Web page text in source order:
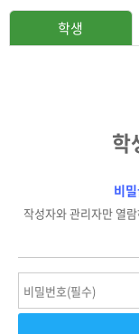
학생
학
비
작성자와 관리자만 열